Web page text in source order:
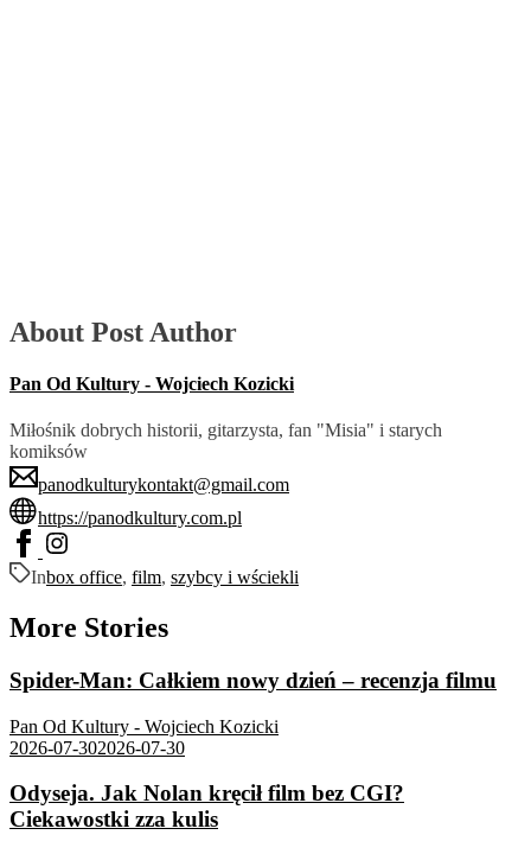
About Post Author
Pan Od Kultury - Wojciech Kozicki
Miłośnik dobrych historii, gitarzysta, fan "Misia" i starych
komiksów
panodkulturykontakt@gmail.com
https://panodkultury.com.pl
Inbox office, film, szybcy i wściekli
More Stories
Spider-Man: Całkiem nowy dzień – recenzja filmu
Pan Od Kultury - Wojciech Kozicki
2026-07-302026-07-30
Odyseja. Jak Nolan kręcił film bez CGI?
Ciekawostki zza kulis